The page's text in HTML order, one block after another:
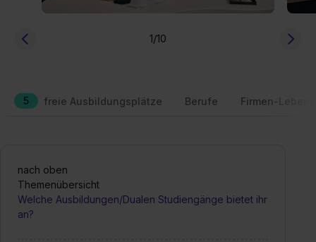
1/10
5 freie Ausbildungsplätze Berufe Firmen-
nach oben
Themenübersicht
Welche Ausbildungen/Dualen Studiengänge bietet ihr
an?